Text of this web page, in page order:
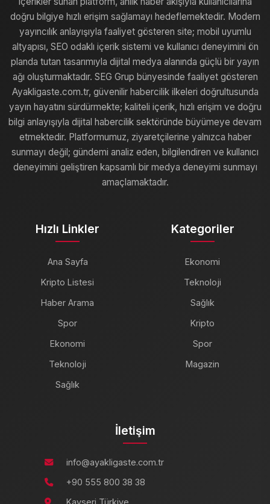
doğru bilgiye hızlı erişim sağlamayı hedeflemektedir. Modern
yayıncılık anlayışıyla faaliyet gösteren site; mobil uyumlu
altyapısı, SEO odaklı içerik sistemi ve kullanıcı deneyimini ön
planda tutan tasarımıyla dijital medya alanında güçlü bir yayın
ağı oluşturmaktadır. SEG Grup bünyesinde faaliyet gösteren
Ayakligaste.com.tr, güvenilir habercilik ilkeleri doğrultusunda
yayın hayatını sürdürmekte; kaliteli içerik, hızlı erişim ve doğru
bilgi anlayışıyla dijital habercilik sektöründe büyümeye devam
etmektedir. Platformumuz, ziyaretçilerine yalnızca haber
sunmayı değil; gündemi analiz eden, bilgilendiren ve kullanıcı
deneyimini geliştiren kapsamlı bir medya deneyimi sunmayı
amaçlamaktadır.
Hızlı Linkler
Ana Sayfa
Kripto Listesi
Haber Arama
Spor
Ekonomi
Teknoloji
Sağlık
Kategoriler
Ekonomi
Teknoloji
Sağlık
Kripto
Spor
Magazin
İletişim
info@ayakligaste.com.tr
+90 555 800 38 38
Kayseri,Türkiye